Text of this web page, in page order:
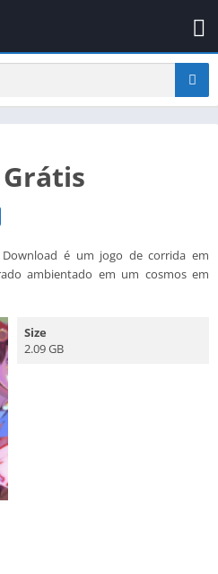
Download é um jogo de corrida em
ambientado em um cosmos em
Size
2.09 GB